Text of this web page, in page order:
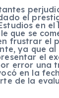
el
en el
que se
frustrar el
ya que al
el
error una
en la
de la